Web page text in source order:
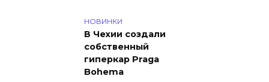
НОВИНКИ
В Чехии создали
собственный
гиперкар Praga
Bohema